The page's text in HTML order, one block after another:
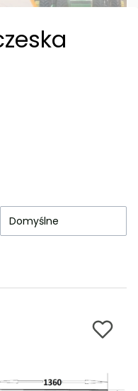
Domyślne